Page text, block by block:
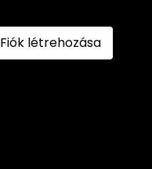
Fiók létrehozása